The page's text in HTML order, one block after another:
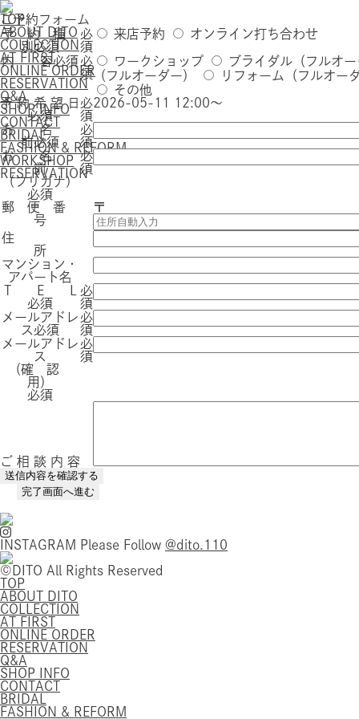
TOP
ABOUT DITO
COLLECTION
AT FIRST
ONLINE ORDER
RESERVATION
Q&A
SHOP INFO
CONTACT
BRIDAL
FASHION & REFORM
WORKSHOP
RESERVATION
ご予約フォーム
予 約 種
別必須
必
須
来店予約 オンライン打ち合わせ
内 容必須 必
須
ワークショップ
ブライダル（フルオ
（フルオーダー）
リフォーム（フルオー
その他
予 約 希 望 日
必須
必
須
2026-05-11 12:00～
お 名
前必須
必
須
お 名
前
（フリガナ）
必須
必
須
郵 便 番
号
〒
住
所
マンション・
アパート名
T E L
必須
必
須
メールアドレ
ス 必須
必
須
メールアドレ
ス
（確 認
用）
必須
必
須
ご 相 談 内 容
INSTAGRAM Please Follow @dito.110
©DITO All Rights Reserved
TOP
ABOUT DITO
COLLECTION
AT FIRST
ONLINE ORDER
RESERVATION
Q&A
SHOP INFO
CONTACT
BRIDAL
FASHION & REFORM